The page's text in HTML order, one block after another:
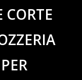
CORTE